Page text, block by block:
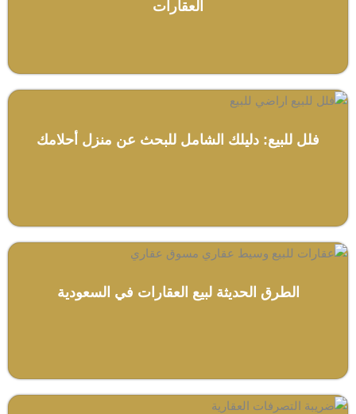
العقارات
فلل للبيع: دليلك الشامل للبحث عن منزل أحلامك
الطرق الحديثة لبيع العقارات في السعودية